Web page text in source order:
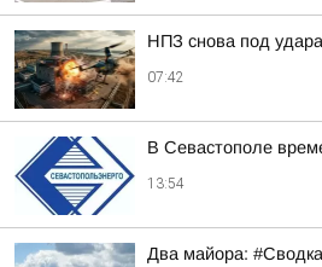
НПЗ снова под
07:42
В Севастополе
13:54
Два майора: #Сводка